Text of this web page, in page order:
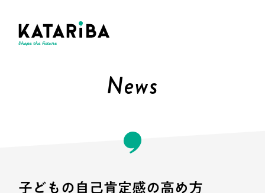
News
子どもの自己肯定感の高め方